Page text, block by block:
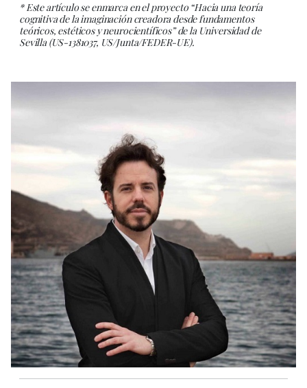
* Este artículo se enmarca en el proyecto “Hacia una teoría
cognitiva de la imaginación creadora desde fundamentos
teóricos, estéticos y neurocientíficos” de la Universidad de
Sevilla (US-1381037, US/Junta/FEDER-UE).